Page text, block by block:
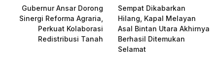
Gubernur Ansar Dorong
Sinergi Reforma Agraria,
Perkuat Kolaborasi
Redistribusi Tanah
Sempat Dikabarkan
Hilang, Kapal Melayan
Asal Bintan Utara Akhirnya
Berhasil Ditemukan
Selamat